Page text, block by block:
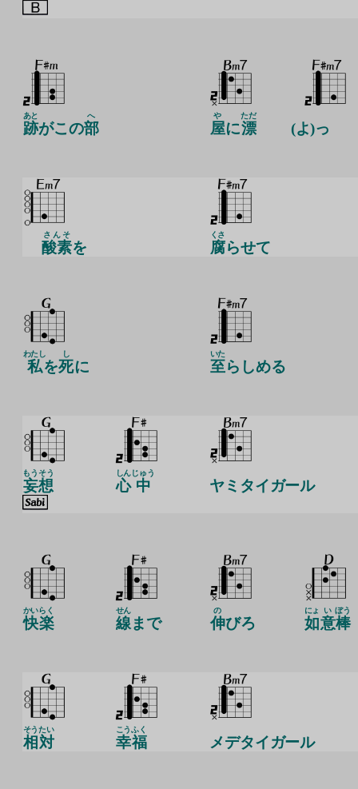
跡
あと
がこの部
へ
屋
や
に漂
ただ
(よ)っ
酸素
さんそ
を 腐
くさ
らせて
私
わたし
を死
し
に 至
いた
らしめる
妄想
もうそう
心
しん
中
じゅう
ヤミタイガール
快
かい
楽
らく
線
せん
まで 伸
の
びろ 如
にょ
意
い
棒
ぼう
相
そう
対
たい
幸
こう
福
ふく
メデタイガール